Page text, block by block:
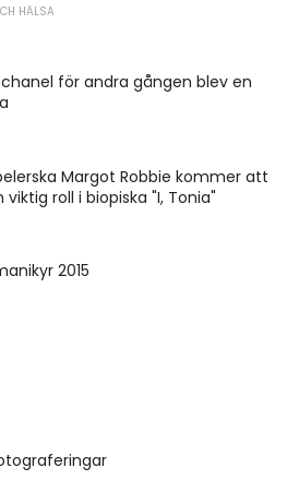
HÄLSA
för andra gången blev en
Margot Robbie kommer att
viktig roll i biopiska "I, Tonia"
2015